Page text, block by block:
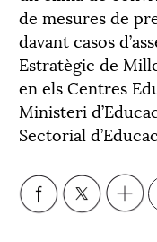
de mesures de
davant casos
Estratègic de
en els Centres
Ministeri
Sectorial